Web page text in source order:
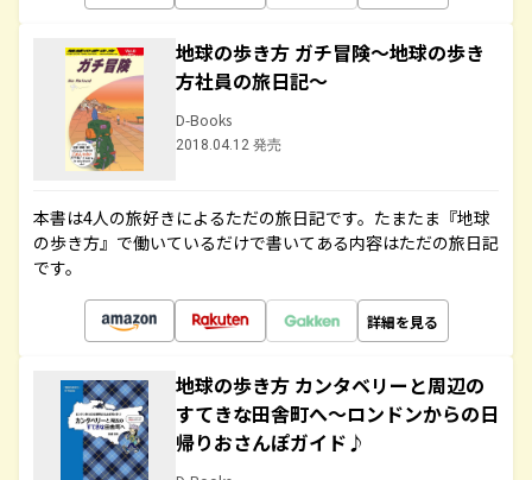
地球の歩き方 ガチ冒険～地球の歩き
方社員の旅日記～
D-Books
2018.04.12 発売
本書は4人の旅好きによるただの旅日記です。たまたま『地球
の歩き方』で働いているだけで書いてある内容はただの旅日記
です。
詳細を見る
地球の歩き方 カンタベリーと周辺の
すてきな田舎町へ～ロンドンからの日
帰りおさんぽガイド♪